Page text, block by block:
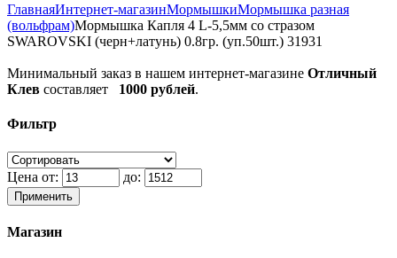
ГлавнаяИнтернет-магазинМормышкиМормышка разная
(вольфрам)Мормышка Капля 4 L-5,5мм со стразом
SWAROVSKI (черн+латунь) 0.8гр. (уп.50шт.) 31931
Минимальный заказ в нашем интернет-магазине Отличный
Клев составляет 1000 рублей.
Фильтр
Цена от: до:
Применить
Магазин